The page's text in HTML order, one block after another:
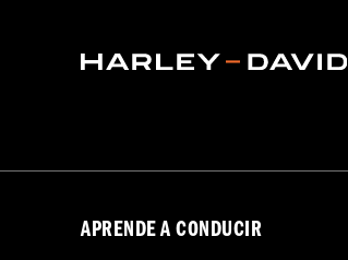
Material: Nylon
APRENDE A CONDUCIR